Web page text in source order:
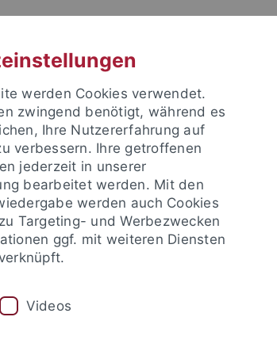
EINRICHTUNGEN
Beratung und Info Studienorganisation
(Vortrag)
werden Cookies verwendet.
zwingend benötigt, während es
Ihre Nutzererfahrung auf
verbessern. Ihre getroffenen
jederzeit in unserer
bearbeitet werden. Mit den
werden auch Cookies
Targeting- und Werbezwecken
ggf. mit weiteren Diensten
Videos